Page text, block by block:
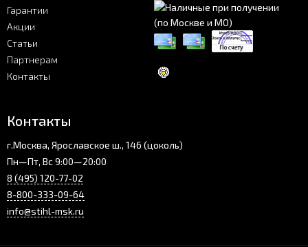
Гарантии
Акции
Статьи
Партнерам
Контакты
Контакты
г.Москва, Ярославское ш., 146 (цоколь)
Пн—Пт, Вс 9:00—20:00
8 (495) 120-77-02
8-800-333-09-64
info@stihl-msk.ru